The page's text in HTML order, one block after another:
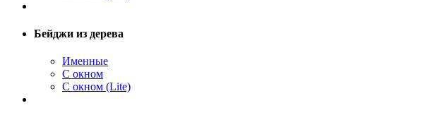
Бейджи из дерева
Именные
С окном
С окном (Lite)